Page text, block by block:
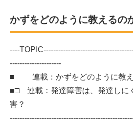
かずをどのように教えるの
----
---------------------
■ 連載：かずをどのように教
■□ 連載：発達障害は、発達しに
害？